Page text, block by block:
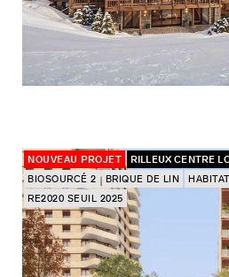
NOUVEAU PROJET RILLEUX CENTRE
BIOSOURCÉ 2
BRIQUE DE LIN
RE2020 SEUIL 2025